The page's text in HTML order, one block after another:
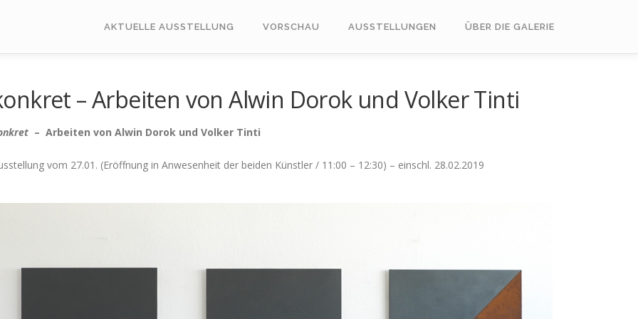
AKTUELLE AUSSTELLUNG VORSCHAU AUSSTELLUNGEN ÜBER DIE GALERIE
– Arbeiten von Alwin Dorok und Volker Tinti
– Arbeiten von Alwin Dorok und Volker Tinti
vom 27.01. (Eröffnung in Anwesenheit der beiden Künstler / 11:00 – 12:30) – einschl. 28.02.2019